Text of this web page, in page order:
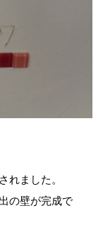
れました。
の壁が完成で